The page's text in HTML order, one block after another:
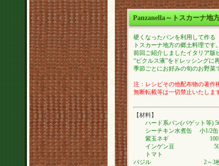
Panzanella～トスカーナ地
硬くなったパンを利用して作る
トスカーナ地方の郷土料理です
前回ご紹介しましたイタリア版
“ピクルス液”をドレッシングに
季節ごとにお好みの旬のお野菜
注：レシピその他配布物の著作
無断転載等は一切禁止いたしま
【材料】
ハード系パン(バゲット等)
シーチキン水煮缶 小1/2缶
紫玉ネギ 100
インゲン豆 50
トマト 中1個
バジル 2～3